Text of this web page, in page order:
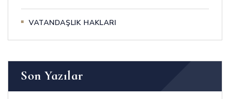
VATANDAŞLIK HAKLARI
Son Yazılar